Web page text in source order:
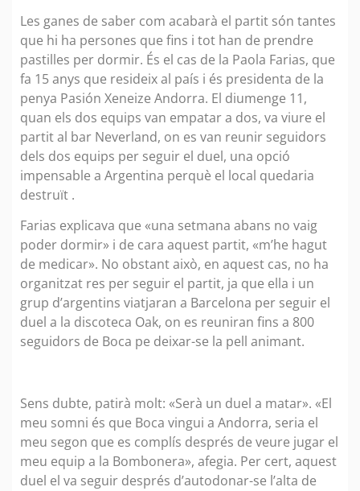
Les ganes de saber com acabarà el partit són tantes
que hi ha persones que fins i tot han de prendre
pastilles per dormir. És el cas de la Paola Farias, que
fa 15 anys que resideix al país i és presidenta de la
penya Pasión Xeneize Andorra. El diumenge 11,
quan els dos equips van empatar a dos, va viure el
partit al bar Neverland, on es van reunir seguidors
dels dos equips per seguir el duel, una opció
impensable a Argentina perquè el local quedaria
destruït .
Farias explicava que «una setmana abans no vaig
poder dormir» i de cara aquest partit, «m’he hagut
de medicar». No obstant això, en aquest cas, no ha
organitzat res per seguir el partit, ja que ella i un
grup d’argentins viatjaran a Barcelona per seguir el
duel a la discoteca Oak, on es reuniran fins a 800
seguidors de Boca pe deixar-se la pell animant.
Sens dubte, patirà molt: «Serà un duel a matar». «El
meu somni és que Boca vingui a Andorra, seria el
meu segon que es complís després de veure jugar el
meu equip a la Bombonera», afegia. Per cert, aquest
duel el va seguir després d’autodonar-se l’alta de